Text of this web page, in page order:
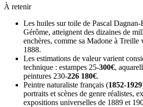
À retenir
Les huiles sur toile de Pascal
Gérôme, atteignent des dizaines de
enchères, comme sa Madone à Treille
1888.
Les estimations de valeur varient
technique : estampes 25-300€,
peintures 230-226 180€.
Peintre naturaliste français (1852-1929
portraits et scènes de genre réalistes,
expositions universelles de 1889 et